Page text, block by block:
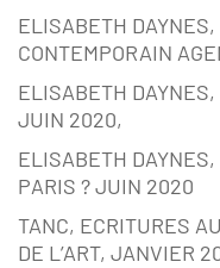
ELISABETH
CONTEMPORAIN
ELISABETH
JUIN 2020,
ELISABETH
PARIS ? JUIN 2020
TANC, ECRITURES
DE L’ART, JANVIER